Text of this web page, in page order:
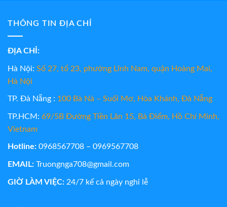
THÔNG TIN ĐỊA CHỈ
ĐỊA CHỈ:
Hà Nội: Số 27, tổ 23, phường Lĩnh Nam, quận Hoàng Mai,
Hà Nội
TP. Đà Nẵng : 100 Bà Nà – Suối Mơ, Hòa Khánh, Đà Nẵng
TP.HCM: 69/5B Đường Tiền Lân 15, Bà Điểm, Hồ Chí Minh,
Vietnam
Hotline: 0968567708 – 0969567708
EMAIL: Truongnga708@gmail.com
GIỜ LÀM VIỆC: 24/7 kể cả ngày nghỉ lễ